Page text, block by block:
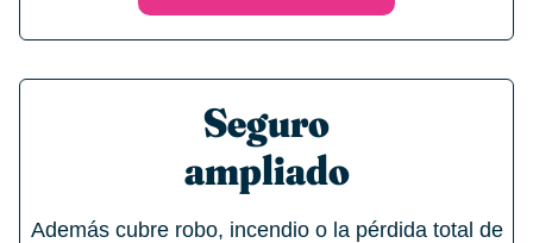
Seguro
ampliado
Además cubre robo, incendio o la pérdida total de